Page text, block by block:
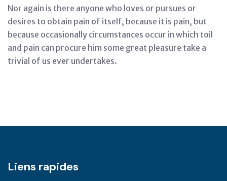
Nor again is there anyone who loves or pursues or
desires to obtain pain of itself, because it is pain, but
because occasionally circumstances occur in which toil
and pain can procure him some great pleasure take a
trivial of us ever undertakes.
Liens rapides